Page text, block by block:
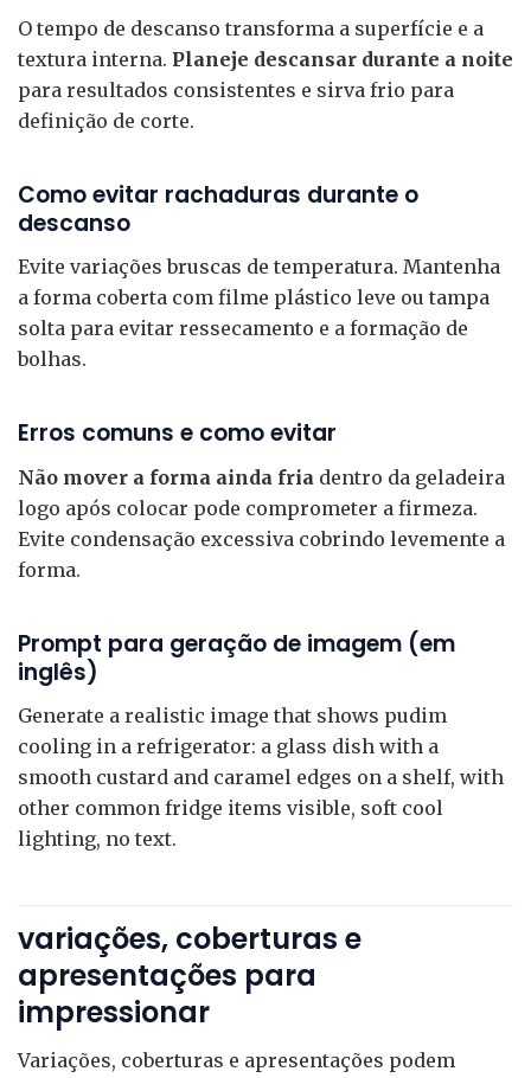
O tempo de descanso transforma a superfície e a
textura interna. Planeje descansar durante a noite
para resultados consistentes e sirva frio para
definição de corte.
Como evitar rachaduras durante o
descanso
Evite variações bruscas de temperatura. Mantenha
a forma coberta com filme plástico leve ou tampa
solta para evitar ressecamento e a formação de
bolhas.
Erros comuns e como evitar
Não mover a forma ainda fria dentro da geladeira
logo após colocar pode comprometer a firmeza.
Evite condensação excessiva cobrindo levemente a
forma.
Prompt para geração de imagem (em
inglês)
Generate a realistic image that shows pudim
cooling in a refrigerator: a glass dish with a
smooth custard and caramel edges on a shelf, with
other common fridge items visible, soft cool
lighting, no text.
variações, coberturas e
apresentações para
impressionar
Variações, coberturas e apresentações podem